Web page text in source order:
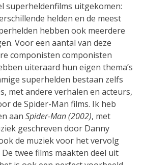
superheldenfilms uitgekomen:
helden en de meest
hebben ook meerdere
Voor een aantal van deze
componisten componisten
uiteraard hun eigen thema’s
superhelden bestaan zelfs
met andere verhalen en acteurs,
de Spider-Man films. Ik heb
aanSpider-Man (2002), met
geschreven door Danny
de muziek voor het vervolg
De twee films maakten deel uit